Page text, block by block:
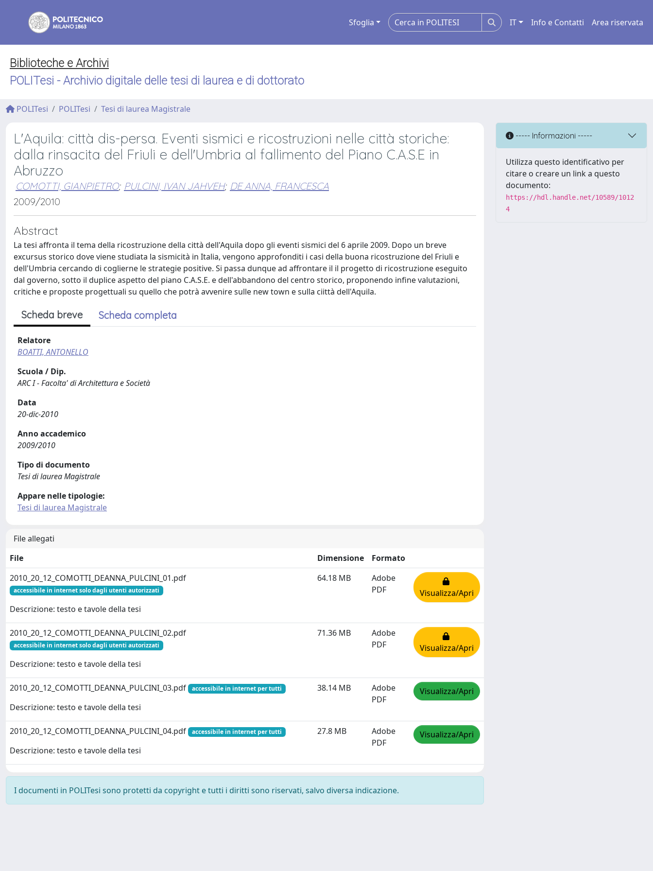
Sfoglia IT Info e Contatti Area riservata
Biblioteche e Archivi
POLITesi - Archivio digitale delle tesi di laurea e di dottorato
POLITesi POLITesi Tesi di laurea Magistrale
L'Aquila: città dis-persa. Eventi sismici e ricostruzioni nelle città storiche:
dalla rinsacita del Friuli e dell'Umbria al fallimento del Piano C.A.S.E in
Abruzzo
COMOTTI, GIANPIETRO; PULCINI, IVAN JAHVEH; DE ANNA, FRANCESCA
2009/2010
Abstract
La tesi affronta il tema della ricostruzione della città dell'Aquila dopo gli eventi sismici del 6 aprile 2009. Dopo un breve
excursus storico dove viene studiata la sismicità in Italia, vengono approfonditi i casi della buona ricostruzione del Friuli e
dell'Umbria cercando di coglierne le strategie positive. Si passa dunque ad affrontare il il progetto di ricostruzione eseguito
dal governo, sotto il duplice aspetto del piano C.A.S.E. e dell'abbandono del centro storico, proponendo infine valutazioni,
critiche e proposte progettuali su quello che potrà avvenire sulle new town e sulla ciittà dell'Aquila.
Scheda breve Scheda completa
Relatore
BOATTI, ANTONELLO
Scuola / Dip.
ARC I - Facolta' di Architettura e Società
Data
20-dic-2010
Anno accademico
2009/2010
Tipo di documento
Tesi di laurea Magistrale
Appare nelle tipologie:
Tesi di laurea Magistrale
File allegati
File
Dimensione
Formato
2010_20_12_COMOTTI_DEANNA_PULCINI_01.pdf
accessibile in internet solo dagli utenti autorizzati
Descrizione: testo e tavole della tesi
64.18 MB
Adobe
PDF
Visualizza/Apri
2010_20_12_COMOTTI_DEANNA_PULCINI_02.pdf
accessibile in internet solo dagli utenti autorizzati
Descrizione: testo e tavole della tesi
71.36 MB
Adobe
PDF
Visualizza/Apri
2010_20_12_COMOTTI_DEANNA_PULCINI_03.pdf accessibile in internet per tutti
Descrizione: testo e tavole della tesi
38.14 MB
Adobe
PDF
Visualizza/Apri
2010_20_12_COMOTTI_DEANNA_PULCINI_04.pdf accessibile in internet per tutti
Descrizione: testo e tavole della tesi
27.8 MB
Adobe
PDF
Visualizza/Apri
I documenti in POLITesi sono protetti da copyright e tutti i diritti sono riservati, salvo diversa indicazione.
----- Informazioni -----
Utilizza questo identificativo per
citare o creare un link a questo
documento:
https://hdl.handle.net/10589/1012
4